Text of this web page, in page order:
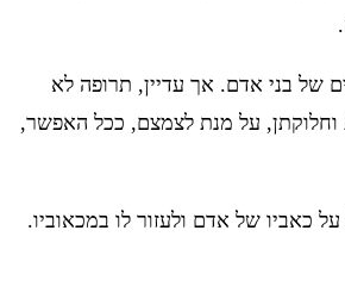
של בני אדם. אך עדיין, תרופה לא
וחלוקתן, על מנת לצמצם, ככל האפשר,
כאביו של אדם ולעזור לו במכאוביו.